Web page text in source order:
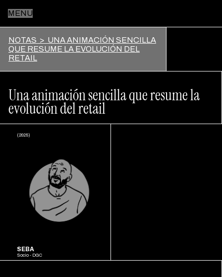
NOTAS > UNA ANIMACIÓN SENCILLA
QUE RESUME LA EVOLUCIÓN DEL
RETAIL
MENU
Inicio
Trabajos
Contacto
Una animación sencilla que resume la
evolución del retail
(2025)
SEBA
Socio - DGC